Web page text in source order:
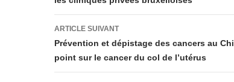
articles
ARTICLE SUIVANT
Prévention et dépistage des cancers au
point sur le cancer du col de l’utérus